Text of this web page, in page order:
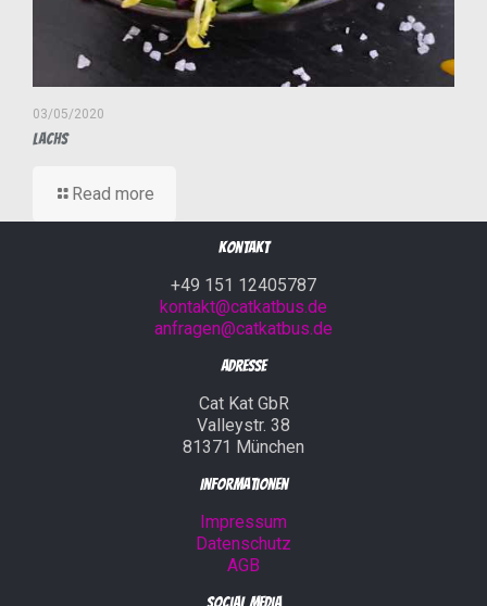
03/05/2020
Lachs
Read more
Kontakt
+49 151 12405787
kontakt@catkatbus.de
anfragen@catkatbus.de
Adresse
Cat Kat GbR
Valleystr. 38
81371 München
Informationen
Impressum
Datenschutz
AGB